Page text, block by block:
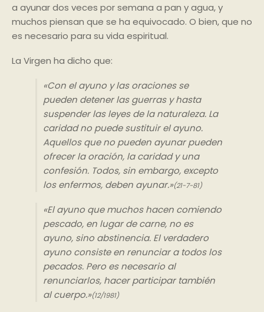
a ayunar dos veces por semana a pan y agua, y
muchos piensan que se ha equivocado. O bien, que no
es necesario para su vida espiritual.
La Virgen ha dicho que:
«Con el ayuno y las oraciones se
pueden detener las guerras y hasta
suspender las leyes de la naturaleza. La
caridad no puede sustituir el ayuno.
Aquellos que no pueden ayunar pueden
ofrecer la oración, la caridad y una
confesión. Todos, sin embargo, excepto
los enfermos, deben ayunar.»(21-7-81)
«El ayuno que muchos hacen comiendo
pescado, en lugar de carne, no es
ayuno, sino abstinencia. El verdadero
ayuno consiste en renunciar a todos los
pecados. Pero es necesario al
renunciarlos, hacer participar también
al cuerpo.»(12/1981)